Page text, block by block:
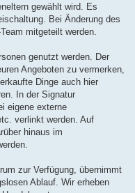
gewählt wird. Es
Bei Änderung des
mitgeteilt werden.
genutzt werden. Der
Angeboten zu vermerken,
Dinge auch hier
In der Signatur
eigene externe
verlinkt werden. Auf
hinaus im
zur Verfügung, übernimmt
Ablauf. Wir erheben